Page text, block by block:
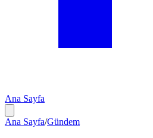
Ana Sayfa
Ana Sayfa/Gündem